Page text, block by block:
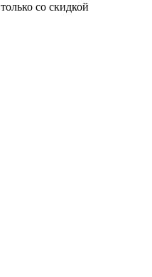
только со скидкой